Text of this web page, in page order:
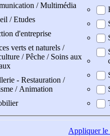
/ Multimédia
/ Etudes
d'entreprise
verts et naturels /
/ Pêche / Soins aux
- Restauration /
/ Animation
Appliquerle